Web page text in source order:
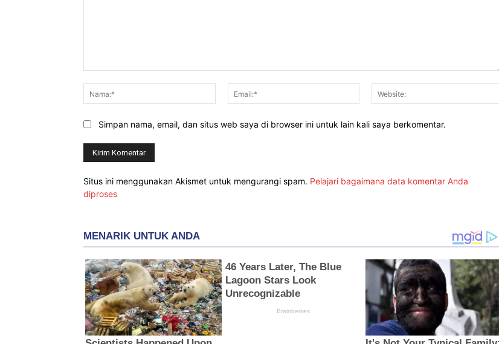
Nama:*
Email:*
Simpan nama, email, dan situs web saya di browser ini untuk lain kali saya berkomentar.
Situs ini menggunakan Akismet untuk mengurangi spam. Pelajari bagaimana data komentar Anda
diproses